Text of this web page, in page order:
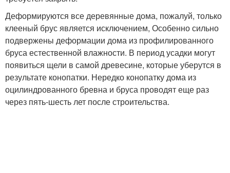
Деформируются все деревянные дома, пожалуй, только
клееный брус является исключением, Особенно сильно
подвержены деформации дома из профилированного
бруса естественной влажности. В период усадки могут
появиться щели в самой древесине, которые уберутся в
результате конопатки. Нередко конопатку дома из
оцилиндрованного бревна и бруса проводят еще раз
через пять-шесть лет после строительства.